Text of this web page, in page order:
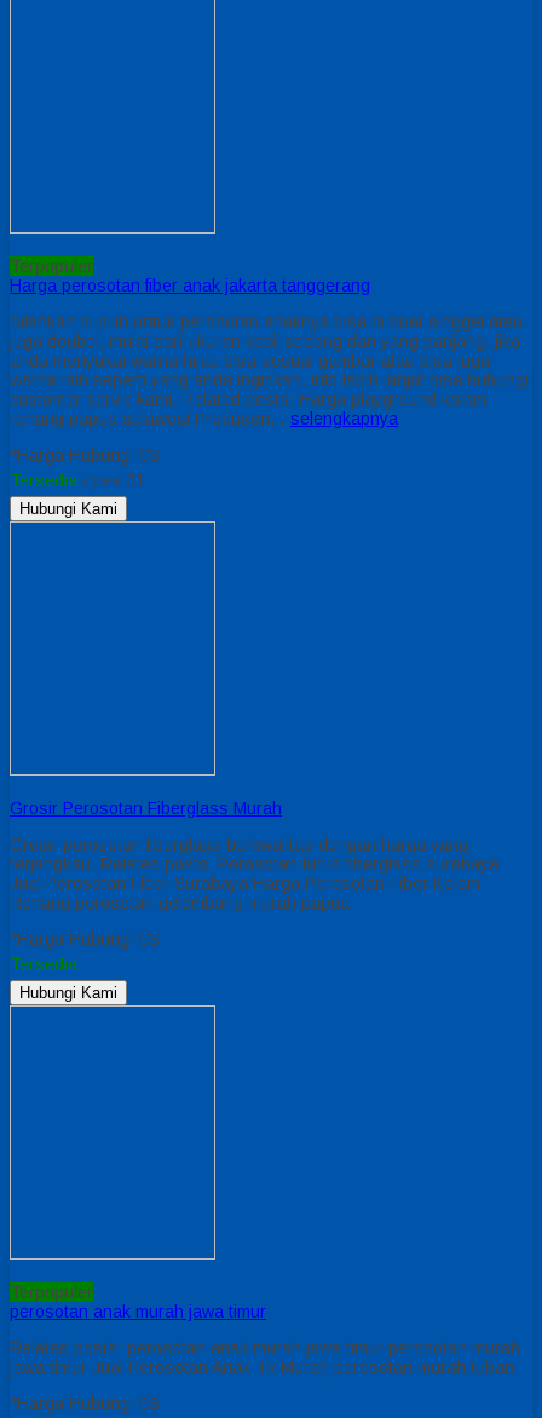
Terpopuler
Harga perosotan fiber anak jakarta tanggerang
Silahkan di pilih untuk perosotan anaknya bisa di buat singgel atau
juga doubel, mulai dari ukuran kecil sedang dan yang panjang. jika
anda menyukai warna hijau bisa sesuai gambar atau bisa juga
warna lain seperti yang anda inginkan. info lebih lanjut bisa hubungi
customer servic kami. Related posts: Harga playground kolam
renang papua sulawesi Produsen… selengkapnya
*Harga Hubungi CS
Tersedia / pes 01
Hubungi Kami
Grosir Perosotan Fiberglass Murah
Grosir perosotan fiberglass berkwalitas dengan harga yang
terjangkau. Related posts: Perosotan lurus fiberglass surabaya
Jual Perosotan Fiber Surabaya Harga Perosotan Fiber Kolam
Renang perosotan gelombang murah papua
*Harga Hubungi CS
Tersedia
Hubungi Kami
Terpopuler
perosotan anak murah jawa timur
Related posts: perosotan anak murah jawa timur perosotan murah
jawa timur Jual Perosotan Anak Tk Murah perosotan murah tuban
*Harga Hubungi CS